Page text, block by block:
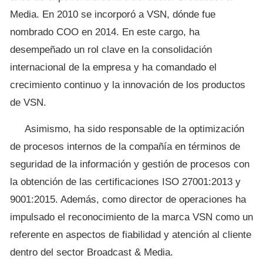
Media. En 2010 se incorporó a VSN, dónde fue
nombrado COO en 2014. En este cargo, ha
desempeñado un rol clave en la consolidación
internacional de la empresa y ha comandado el
crecimiento continuo y la innovación de los productos
de VSN.
Asimismo, ha sido responsable de la optimización
de procesos internos de la compañía en términos de
seguridad de la información y gestión de procesos con
la obtención de las certificaciones ISO 27001:2013 y
9001:2015. Además, como director de operaciones ha
impulsado el reconocimiento de la marca VSN como un
referente en aspectos de fiabilidad y atención al cliente
dentro del sector Broadcast & Media.